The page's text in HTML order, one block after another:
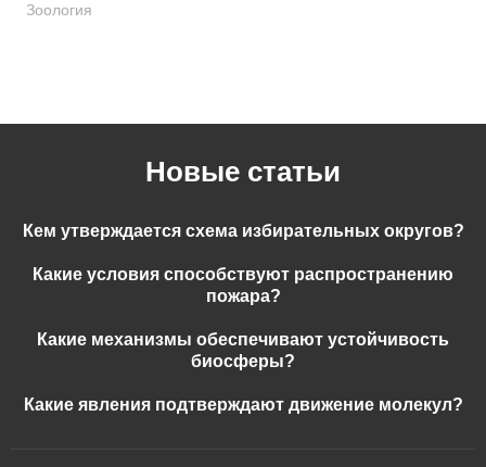
Зоология
Новые статьи
Кем утверждается схема избирательных округов?
Какие условия способствуют распространению
пожара?
Какие механизмы обеспечивают устойчивость
биосферы?
Какие явления подтверждают движение молекул?